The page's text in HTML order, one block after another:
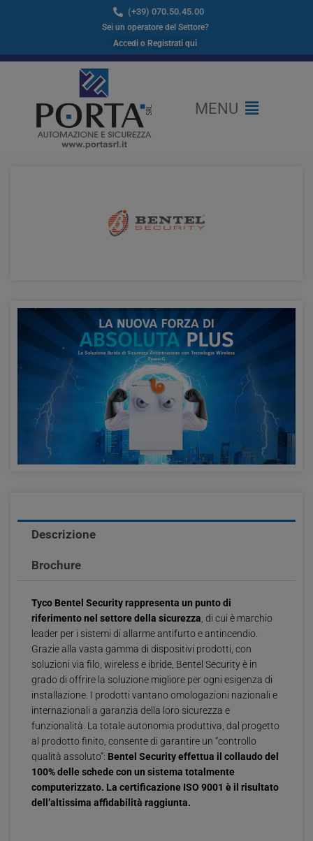
(+39) 070.50.45.00​
Sei un operatore del Settore?
Accedi o Registrati qui
Flyout
MENU
Descrizione
Brochure
Tyco Bentel Security rappresenta un punto di
riferimento nel settore della sicurezza , di cui è marchio
leader per i sistemi di allarme antifurto e antincendio.
Grazie alla vasta gamma di dispositivi prodotti, con
soluzioni via filo, wireless e ibride, Bentel Security è in
grado di offrire la soluzione migliore per ogni esigenza di
installazione. I prodotti vantano omologazioni nazionali e
internazionali a garanzia della loro sicurezza e
funzionalità. La totale autonomia produttiva, dal progetto
al prodotto finito, consente di garantire un “controllo
qualità assoluto”: Bentel Security effettua il collaudo del
100% delle schede con un sistema totalmente
computerizzato. La certificazione ISO 9001 è il risultato
dell’altissima affidabilità raggiunta.